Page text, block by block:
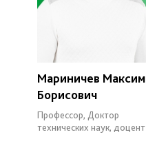
Мариничев Максим
Борисович
Профессор, Доктор
технических наук, доцент